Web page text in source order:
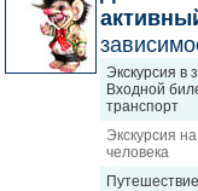
Экскурсия в
Входной
транспорт
Экскурсия
человека